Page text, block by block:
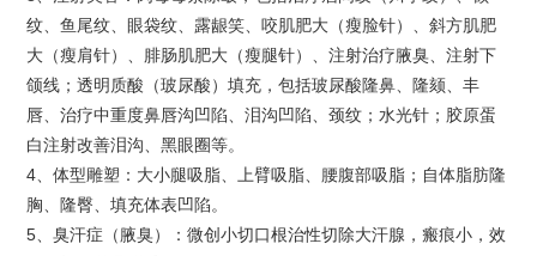
纹、鱼尾纹、眼袋纹、露龈笑、咬肌肥大（瘦脸针）、斜方肌肥
大（瘦肩针）、腓肠肌肥大（瘦腿针）、注射治疗腋臭、注射下
颌线；透明质酸（玻尿酸）填充，包括玻尿酸隆鼻、隆颏、丰
唇、治疗中重度鼻唇沟凹陷、泪沟凹陷、颈纹；水光针；胶原蛋
白注射改善泪沟、黑眼圈等。
4、体型雕塑：大小腿吸脂、上臂吸脂、腰腹部吸脂；自体脂肪隆
胸、隆臀、填充体表凹陷。
5、臭汗症（腋臭）：微创小切口根治性切除大汗腺，瘢痕小，效